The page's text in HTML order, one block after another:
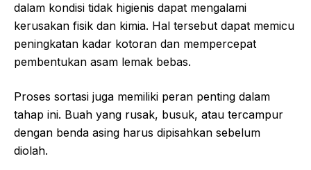
dalam kondisi tidak higienis dapat mengalami
kerusakan fisik dan kimia. Hal tersebut dapat memicu
peningkatan kadar kotoran dan mempercepat
pembentukan asam lemak bebas.
Proses sortasi juga memiliki peran penting dalam
tahap ini. Buah yang rusak, busuk, atau tercampur
dengan benda asing harus dipisahkan sebelum
diolah.